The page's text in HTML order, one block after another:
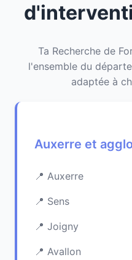
Ta Recherche de
l'ensemble du
adaptée à
Auxerre et
Auxerre
Sens
Joigny
Avallon